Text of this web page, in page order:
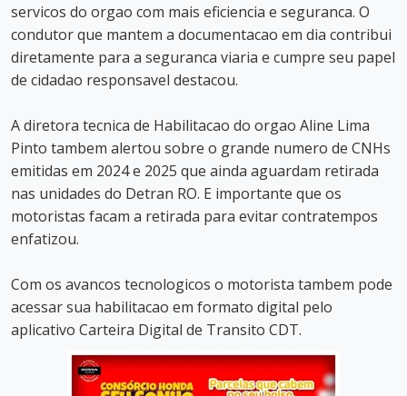
servicos do orgao com mais eficiencia e seguranca. O
condutor que mantem a documentacao em dia contribui
diretamente para a seguranca viaria e cumpre seu papel
de cidadao responsavel destacou.
A diretora tecnica de Habilitacao do orgao Aline Lima
Pinto tambem alertou sobre o grande numero de CNHs
emitidas em 2024 e 2025 que ainda aguardam retirada
nas unidades do Detran RO. E importante que os
motoristas facam a retirada para evitar contratempos
enfatizou.
Com os avancos tecnologicos o motorista tambem pode
acessar sua habilitacao em formato digital pelo
aplicativo Carteira Digital de Transito CDT.